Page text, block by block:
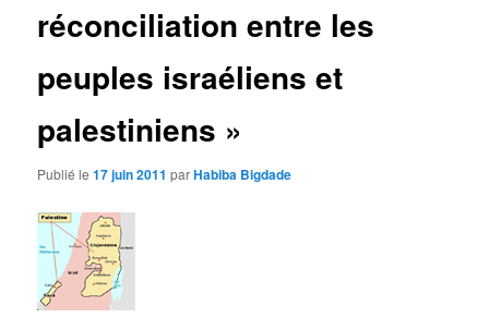
réconciliation entre les
peuples israéliens et
palestiniens »
Publié le17 juin 2011 parHabiba Bigdade